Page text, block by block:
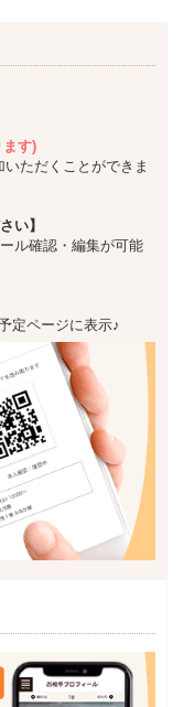
す)
ただくことができま
い】
ル確認・編集が可能
定ページに表示♪